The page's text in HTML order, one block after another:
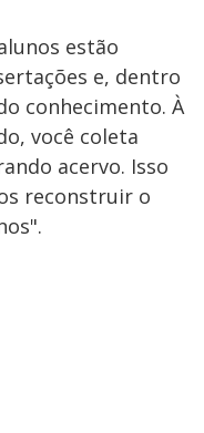
estão
e, dentro
conhecimento. À
você coleta
acervo. Isso
reconstruir o